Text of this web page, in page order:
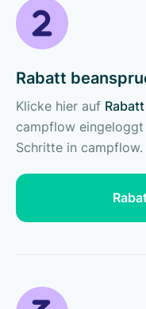
Rabatt
Klicke hier auf
campflow
Schritte in campflow.